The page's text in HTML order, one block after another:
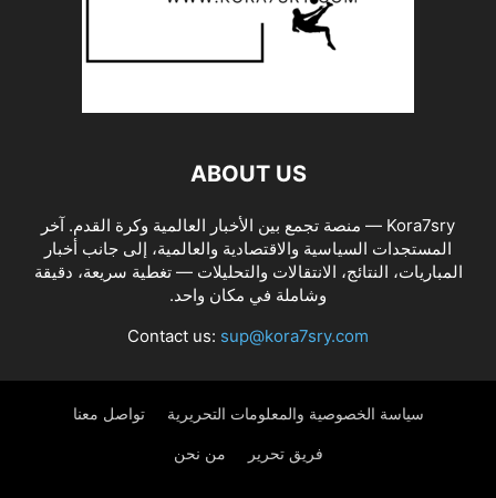
ABOUT US
Kora7sry — منصة تجمع بين الأخبار العالمية وكرة القدم. آخر
المستجدات السياسية والاقتصادية والعالمية، إلى جانب أخبار
المباريات، النتائج، الانتقالات والتحليلات — تغطية سريعة، دقيقة
وشاملة في مكان واحد.
Contact us: sup@kora7sry.com
سياسة الخصوصية والمعلومات التحريرية تواصل معنا
فريق تحرير من نحن